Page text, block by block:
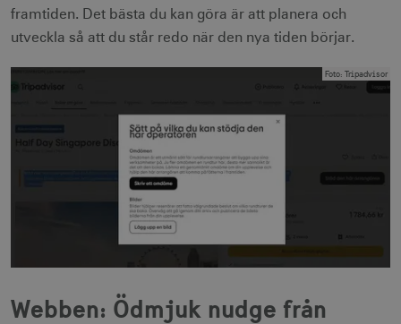
framtiden. Det bästa du kan göra är att planera och
utveckla så att du står redo när den nya tiden börjar.
Foto: Tripadvisor
Webben: Ödmjuk nudge från